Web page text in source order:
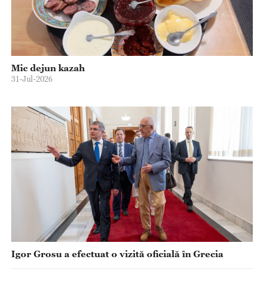
Mic dejun kazah
31-Jul-2026
Igor Grosu a efectuat o vizită oficială în Grecia